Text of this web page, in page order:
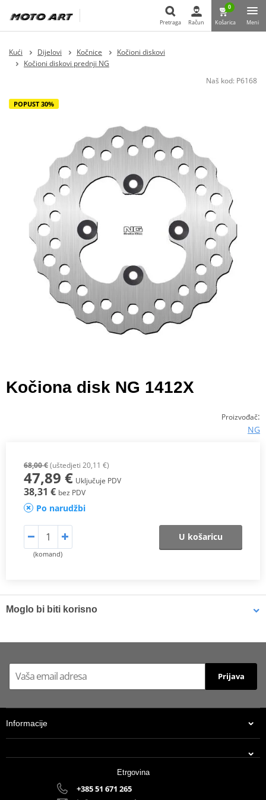
Pretraga Račun
0
Košarica Meni
Kući Dijelovi Kočnice
Kočioni diskovi
Kočioni diskovi prednji NG
Naš kod: P6168
POPUST 30%
Kočiona disk NG 1412X
Proizvođač:
NG
68,00 €(uštedjeti 20,11 €)
47,89 € Uključuje PDV
38,31 € bez PDV
Po narudžbi
(komand)
U košaricu
Moglo bi biti korisno
ml (ideal for workshops)
Prijava
Informacije
Etrgovina
+385 51 671 265